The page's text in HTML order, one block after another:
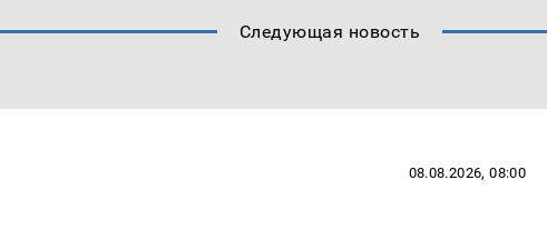
Следующая новость
08.08.2026, 08:00